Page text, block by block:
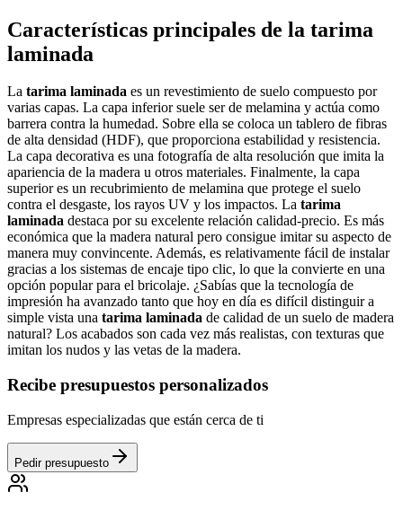
Características principales de la tarima
laminada
La tarima laminada es un revestimiento de suelo compuesto por
varias capas. La capa inferior suele ser de melamina y actúa como
barrera contra la humedad. Sobre ella se coloca un tablero de fibras
de alta densidad (HDF), que proporciona estabilidad y resistencia.
La capa decorativa es una fotografía de alta resolución que imita la
apariencia de la madera u otros materiales. Finalmente, la capa
superior es un recubrimiento de melamina que protege el suelo
contra el desgaste, los rayos UV y los impactos. La tarima
laminada destaca por su excelente relación calidad-precio. Es más
económica que la madera natural pero consigue imitar su aspecto de
manera muy convincente. Además, es relativamente fácil de instalar
gracias a los sistemas de encaje tipo clic, lo que la convierte en una
opción popular para el bricolaje. ¿Sabías que la tecnología de
impresión ha avanzado tanto que hoy en día es difícil distinguir a
simple vista una tarima laminada de calidad de un suelo de madera
natural? Los acabados son cada vez más realistas, con texturas que
imitan los nudos y las vetas de la madera.
Recibe presupuestos personalizados
Empresas especializadas que están cerca de ti
Pedir presupuesto